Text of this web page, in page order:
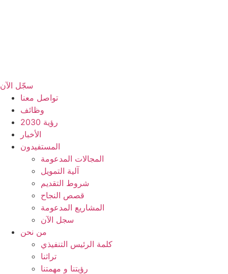
سجّل الآن
تواصل معنا
وظائف
رؤية 2030
الأخبار
المستفيدون
المجالات المدعومة
آلية التمويل
شروط التقديم
قصص النجاح
المشاريع المدعومة
سجل الآن
من نحن
كلمة الرئيس التنفيذي
تراثنا
رؤيتنا و مهمتنا